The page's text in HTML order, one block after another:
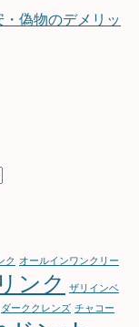
偽物のデメリッ
ク オールインワンクリー
ンク
ザリインベ
ダーククレンズ チャコー